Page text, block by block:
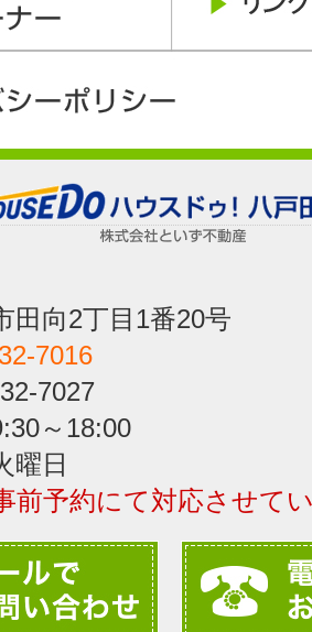
田向2丁目1番20号
7016
7027
～18:00
日
前予約にて対応させて